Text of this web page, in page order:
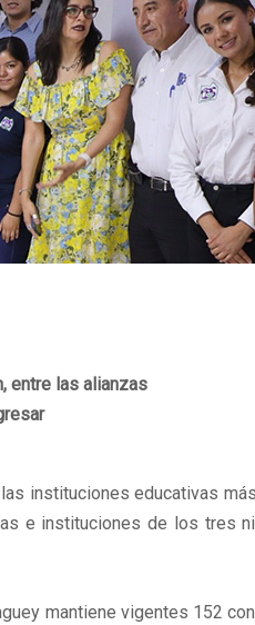
entre las alianzas
instituciones educativas
e instituciones de los tres
mantiene vigentes 152